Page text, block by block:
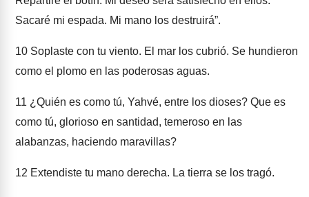
Sacaré mi espada. Mi mano los destruirá”.
10 Soplaste con tu viento. El mar los cubrió. Se hundieron
como el plomo en las poderosas aguas.
11 ¿Quién es como tú, Yahvé, entre los dioses? Que es
como tú, glorioso en santidad, temeroso en las
alabanzas, haciendo maravillas?
12 Extendiste tu mano derecha. La tierra se los tragó.